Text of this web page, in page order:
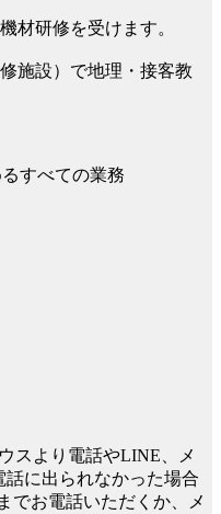
材研修を受けます。
施設）で地理・接客教
すべての業務
スより電話やLINE、メ
話に出られなかった場合
でお電話いただくか、メ